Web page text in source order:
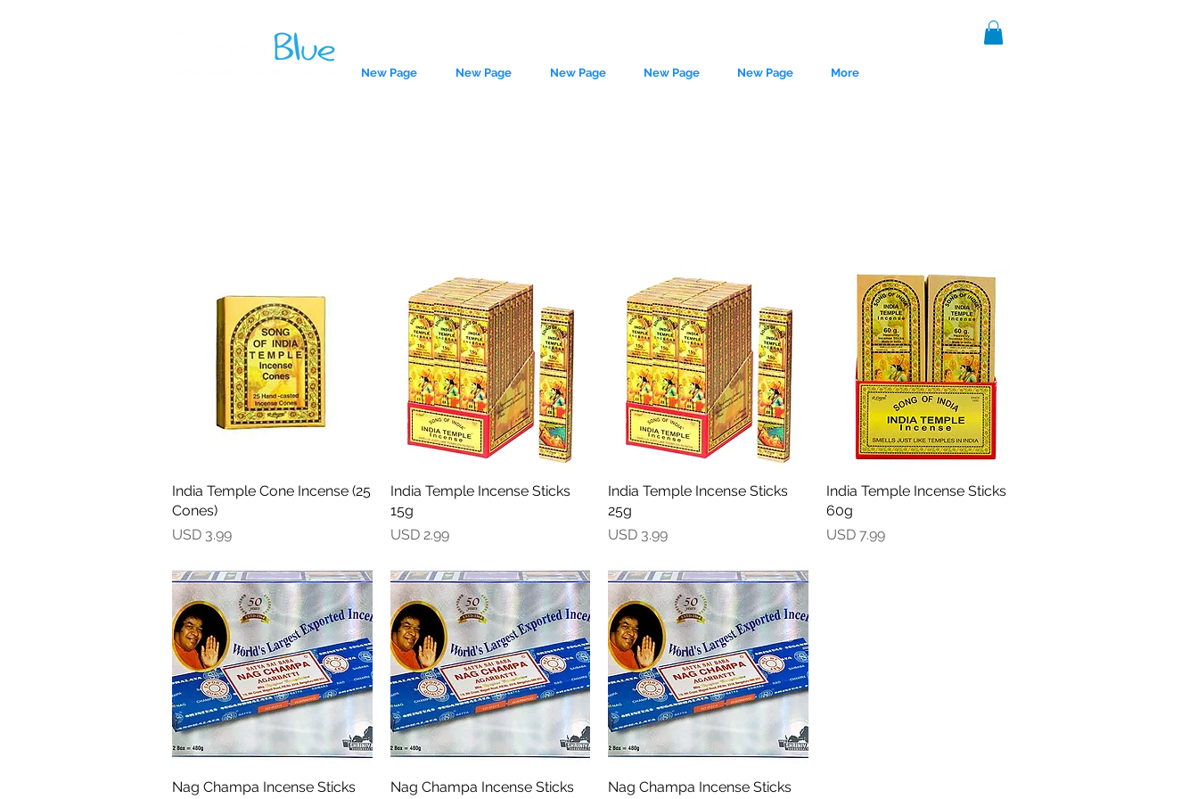
New Page New Page New Page New Page New Page More
A reliable source of metaphysical goods since 1999.
Vista rápida
India Temple Cone Incense (25
Cones)
Precio
USD 3.99
Vista rápida
India Temple Incense Sticks
15g
Precio
USD 2.99
Vista rápida
India Temple Incense Sticks
25g
Precio
USD 3.99
Vista rápida
India Temple Incense Sticks
60g
Precio
USD 7.99
Vista rápida
Nag Champa Incense Sticks
Vista rápida
Nag Champa Incense Sticks
Vista rápida
Nag Champa Incense Sticks